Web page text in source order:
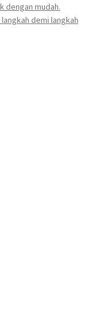
dengan mudah.
demi langkah